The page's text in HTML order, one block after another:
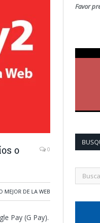
o
0
MEJOR DE LA WEB
Pay (G Pay).
Favor